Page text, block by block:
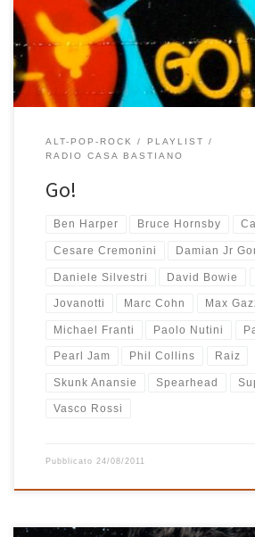
canzoni dell’estate ci sono tutte, da The
quale Jovanotti ha definitivamente
ALT-POP-ROCK
PLAYLIST
RADIO CASA BASTIANO
Go!
Ben Harper Bruce Hornsby
Cesare Cremonini Damian Jr
Daniele Silvestri David Bowie
Jovanotti Marc Cohn Max
Michael Franti Paolo Nutini
Pearl Jam Phil Collins Raiz
Skunk Anansie Spearhead
Vasco Rossi
Pubblicato 24/08/2011